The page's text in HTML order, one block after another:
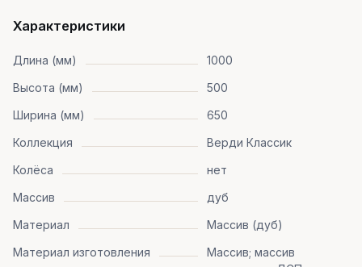
Характеристики
Длина (мм)
1000
Высота (мм)
500
Ширина (мм)
650
Коллекция
Верди Классик
Колёса
нет
Массив
дуб
Материал
Массив (дуб)
Материал изготовления
Массив; массив